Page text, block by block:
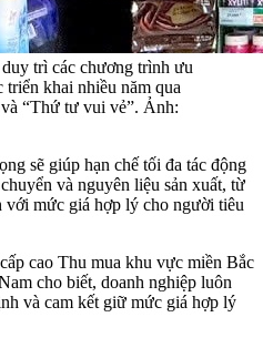
trì các chương trình ưu
khai nhiều năm qua
“Thứ tư vui vẻ”. Ảnh:
sẽ giúp hạn chế tối đa tác động
và nguyên liệu sản xuất, từ
với mức giá hợp lý cho người tiêu
cao Thu mua khu vực miền Bắc
cho biết, doanh nghiệp luôn
và cam kết giữ mức giá hợp lý